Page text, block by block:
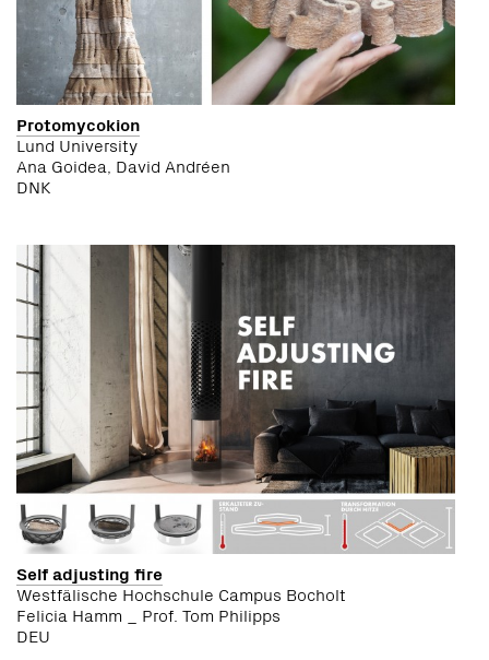
Protomycokion
Lund University
Ana Goidea, David Andréen
DNK
Self adjusting fire
Westfälische Hochschule Campus Bocholt
Felicia Hamm _ Prof. Tom Philipps
DEU